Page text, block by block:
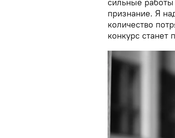
признание. Я
количество
конкурс станет